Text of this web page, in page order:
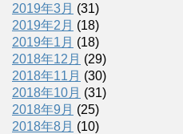
2019年3月 (31)
2019年2月 (18)
2019年1月 (18)
2018年12月 (29)
2018年11月 (30)
2018年10月 (31)
2018年9月 (25)
2018年8月 (10)